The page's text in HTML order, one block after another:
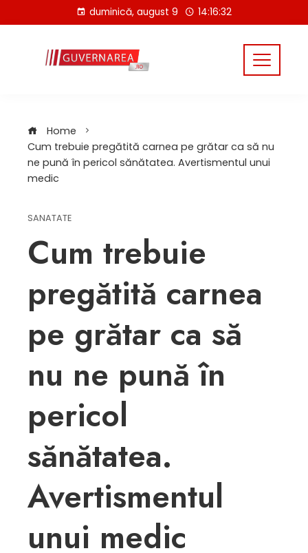
to
duminică, august 9 14:16:33
Home
Cum trebuie pregătită carnea pe grătar ca să nu
ne pună în pericol sănătatea. Avertismentul unui
medic
SANATATE
Cum trebuie
pregătită carnea
pe grătar ca să
nu ne pună în
pericol
sănătatea.
Avertismentul
unui medic